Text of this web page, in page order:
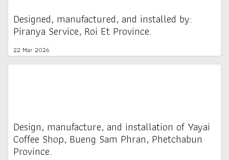
Designed, manufactured, and installed by:
Piranya Service, Roi Et Province.
22 Mar 2026
Design, manufacture, and installation of Yayai
Coffee Shop, Bueng Sam Phran, Phetchabun
Province.